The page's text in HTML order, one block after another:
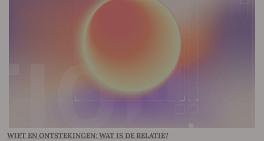
WIET EN ONTSTEKINGEN: WAT IS DE RELATIE?